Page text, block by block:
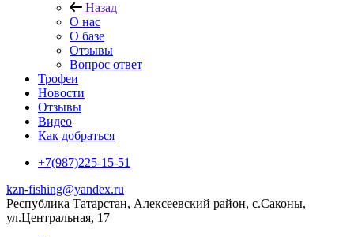
Назад
О нас
О базе
Отзывы
Вопрос ответ
Трофеи
Новости
Отзывы
Видео
Как добраться
+7(987)225-15-51
kzn-fishing@yandex.ru
Республика Татарстан, Алексеевский район, с.Саконы,
ул.Центральная, 17